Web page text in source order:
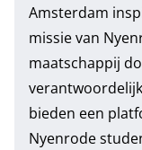
Amsterdam
missie van
maatschappij
bieden een
Nyenrode